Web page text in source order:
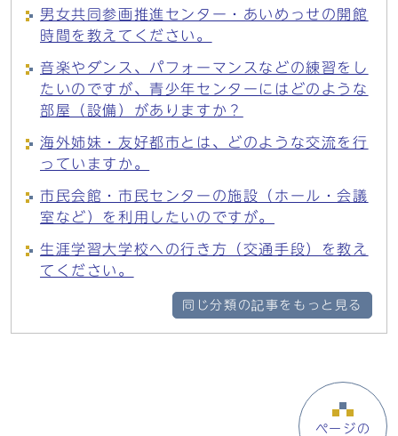
男女共同参画推進センター・あいめっせの開館
時間を教えてください。
音楽やダンス、パフォーマンスなどの練習をし
たいのですが、青少年センターにはどのような
部屋（設備）がありますか？
海外姉妹・友好都市とは、どのような交流を行
っていますか。
市民会館・市民センターの施設（ホール・会議
室など）を利用したいのですが。
生涯学習大学校への行き方（交通手段）を教え
てください。
同じ分類の記事をもっと見る
ページの